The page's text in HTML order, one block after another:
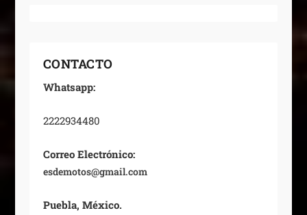
CONTACTO
Whatsapp:
2222934480
Correo Electrónico:
esdemotos@gmail.com
Puebla, México.